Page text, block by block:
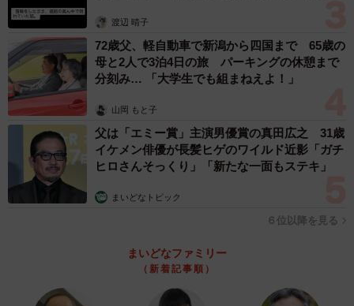
渡辺 晴子
72歳父、軽自動車で新潟から四国まで 65歳の
母と2人で3泊4日の旅 パーキングの休憩まで
分刻み… 「大学生でも組まねえよ！」
山岡 もと子
父は「エミー賞」主演男優賞の真田広之 31歳
イケメン俳優が長髪ヒゲのワイルド近影「ガチ
ヒロさんそっくり」「新たな一面もステキ」
まいどなトピック
６位以降を見る
まいどなファミリー
（新着記事順）